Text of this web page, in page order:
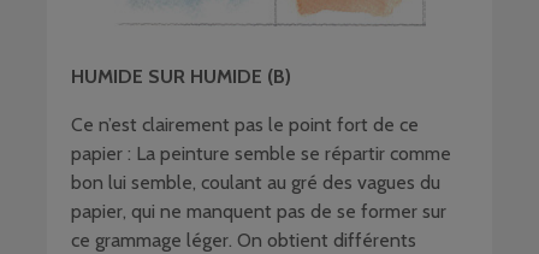
HUMIDE SUR HUMIDE (B)
Ce n’est clairement pas le point fort de ce
papier : La peinture semble se répartir comme
bon lui semble, coulant au gré des vagues du
papier, qui ne manquent pas de se former sur
ce grammage léger. On obtient différents